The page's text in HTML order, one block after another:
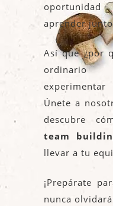
aprender
Así que ¿por
ordinario
Únete a
descubre
team
llevar a tu
¡Prepárate
nunca